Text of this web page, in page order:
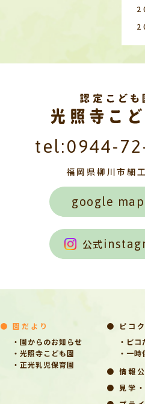
tel:0944-
福岡県柳川市細
google map
公式
● 園だより
・園からのお知らせ
・光照寺こども園
・正光乳児保育園
● ピコク
・ピコ
・一時
● 情報
● 見学